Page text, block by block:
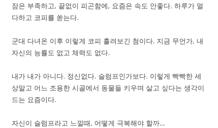
잠은 부족하고, 끝없이 피곤함에, 요즘은 속도 안좋다. 하루가 멀
다하고 코피를 쏟는다.
군대 다녀온 이후 이렇게 코피 흘려보긴 첨이다. 지금 무언가, 내
자신의 능률도 없고 체력도 없다.
내가 내가 아니다. 정신없다. 슬럼프인가보다. 이렇게 빡빡한 세
상말고 어느 조용한 시골에서 동물들 키우며 살고 싶다는 생각이
드는 요즘이다.
자신이 슬럼프라고 느낄때, 어떻게 극복해야 할까…